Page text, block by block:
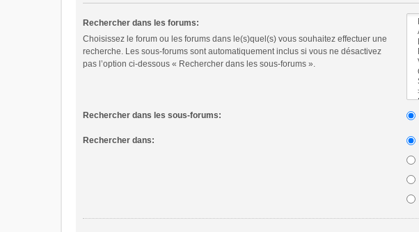
Rechercher dans les forums:
Choisissez le forum ou les forums dans le(s)quel(s) vous souhaitez effectuer une
recherche. Les sous-forums sont automatiquement inclus si vous ne désactivez
pas l’option ci-dessous « Rechercher dans les sous-forums ».
Rechercher dans les sous-forums:
Rechercher dans: